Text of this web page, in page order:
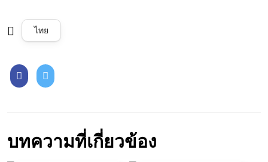
ไทย
บทความที่เกี่ยวข้อง